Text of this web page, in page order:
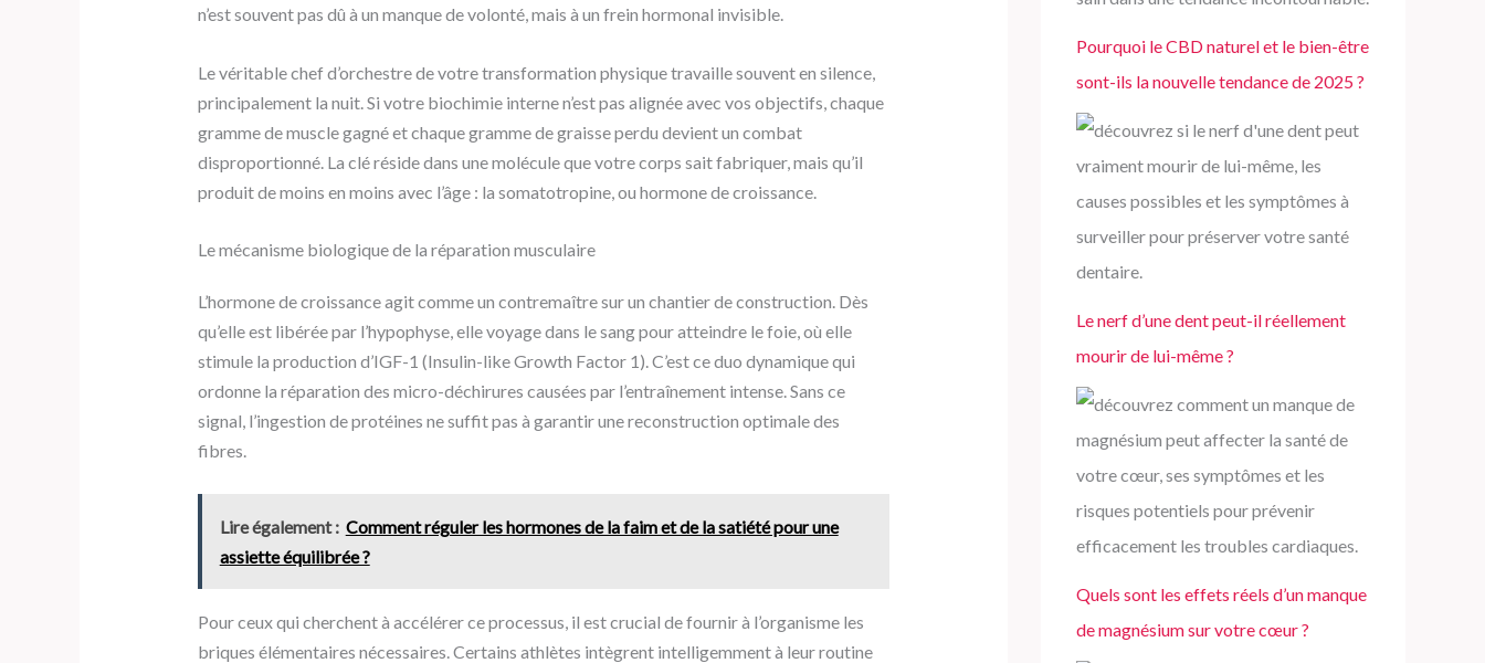
n’est souvent pas dû à un manque de volonté, mais à un frein hormonal invisible.
Le véritable chef d’orchestre de votre transformation physique travaille souvent en silence,
principalement la nuit. Si votre biochimie interne n’est pas alignée avec vos objectifs, chaque
gramme de muscle gagné et chaque gramme de graisse perdu devient un combat
disproportionné. La clé réside dans une molécule que votre corps sait fabriquer, mais qu’il
produit de moins en moins avec l’âge : la somatotropine, ou hormone de croissance.
Le mécanisme biologique de la réparation musculaire
L’hormone de croissance agit comme un contremaître sur un chantier de construction. Dès
qu’elle est libérée par l’hypophyse, elle voyage dans le sang pour atteindre le foie, où elle
stimule la production d’IGF-1 (Insulin-like Growth Factor 1). C’est ce duo dynamique qui
ordonne la réparation des micro-déchirures causées par l’entraînement intense. Sans ce
signal, l’ingestion de protéines ne suffit pas à garantir une reconstruction optimale des
fibres.
Lire également : Comment réguler les hormones de la faim et de la satiété pour une
assiette équilibrée ?
Pour ceux qui cherchent à accélérer ce processus, il est crucial de fournir à l’organisme les
briques élémentaires nécessaires. Certains athlètes intègrent intelligemment à leur routine
Pourquoi le CBD naturel et le bien-être
sont-ils la nouvelle tendance de 2025 ?
Le nerf d’une dent peut-il réellement
mourir de lui-même ?
Quels sont les effets réels d’un manque
de magnésium sur votre cœur ?